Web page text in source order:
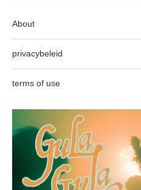
About
privacybeleid
terms of use